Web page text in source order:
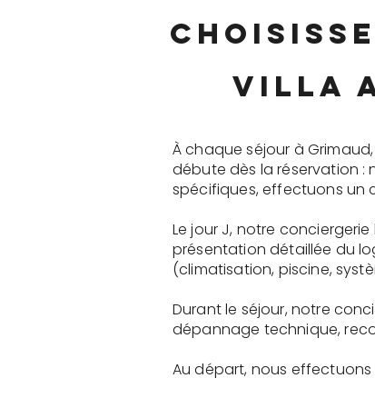
villa
À chaque séjour à
débute dès la réservation :
spécifiques, effectuons un
Le jour J, notre
présentation détaillée du
(climatisation, piscine,
Durant le séjour, notre
dépannage technique,
Au départ, nous